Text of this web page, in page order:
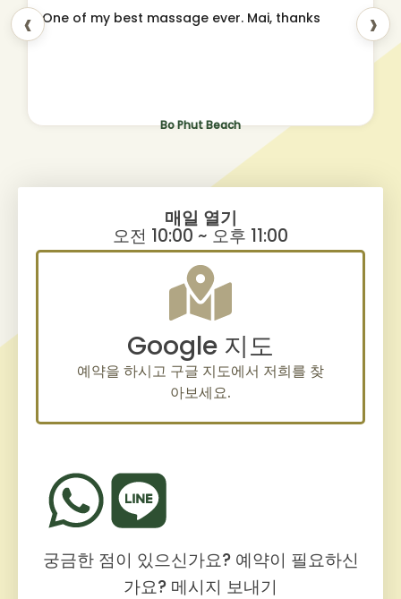
‹
Bo Phut Beach
One of my best massage ever. Mai, thanks ›
매일 열기
오전 10:00 ~ 오후 11:00
Google 지도
예약을 하시고 구글 지도에서 저희를 찾
아보세요.
궁금한 점이 있으신가요? 예약이 필요하신
가요? 메시지 보내기